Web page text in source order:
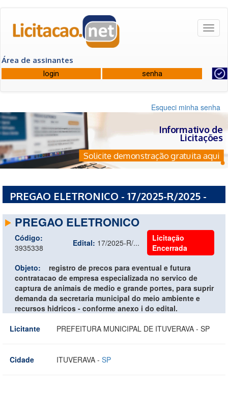
Área de assinantes
Esqueci minha senha
Informativo de
Licitações
Solicite demonstração gratuita aqui
PREGAO ELETRONICO - 17/2025-R/2025 -
PREGAO ELETRONICO
Código:
3935338
Edital: 17/2025-R/...
Licitação
Encerrada
Objeto:
registro de precos para eventual e futura
contratacao de empresa especializada no servico de
captura de animais de medio e grande portes, para suprir
demanda da secretaria municipal do meio ambiente e
recursos hidricos - conforme anexo i do edital.
Licitante
PREFEITURA MUNICIPAL DE ITUVERAVA - SP
Cidade ITUVERAVA - SP